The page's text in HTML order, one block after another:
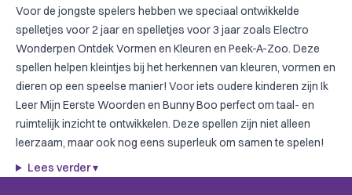
Voor de jongste spelers hebben we speciaal ontwikkelde
spelletjes voor 2 jaaren spelletjes voor 3 jaar zoals Electro
Wonderpen Ontdek Vormen en Kleuren en Peek-A-Zoo. Deze
spellen helpen kleintjes bij het herkennen van kleuren, vormen en
dieren op een speelse manier! Voor iets oudere kinderen zijn Ik
Leer Mijn Eerste Woorden en Bunny Boo perfect om taal- en
ruimtelijk inzicht te ontwikkelen. Deze spellen zijn niet alleen
leerzaam, maar ook nog eens superleuk om samen te spelen!
Lees verder▾